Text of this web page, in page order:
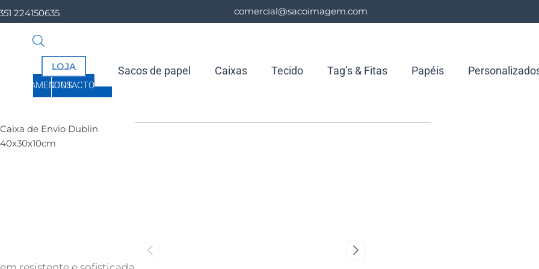
224150635 comercial@sacoimagem.com
CONTACTO
ORÇAMENTOS
LOJA Sacos de papel Caixas Tecido Tag’s & Fitas Papéis
Caixa de Envio Dublin
40x30x10cm